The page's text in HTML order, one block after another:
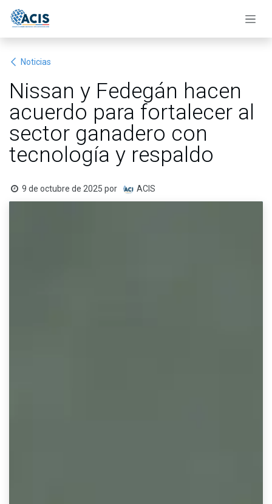
Noticias
Nissan y Fedegán hacen
acuerdo para fortalecer al
sector ganadero con
tecnología y respaldo
9 de octubre de 2025 por ACIS